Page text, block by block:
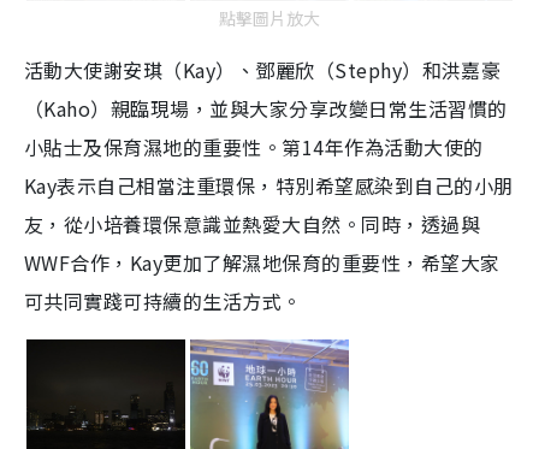
點擊圖片放大
活動大使謝安琪（Kay）、鄧麗欣（Stephy）和洪嘉豪
（Kaho）親臨現場，並與大家分享改變日常生活習慣的
小貼士及保育濕地的重要性。第14年作為活動大使的
Kay表示自己相當注重環保，特別希望感染到自己的小朋
友，從小培養環保意識並熱愛大自然。同時，透過與
WWF合作，Kay更加了解濕地保育的重要性，希望大家
可共同實踐可持續的生活方式。